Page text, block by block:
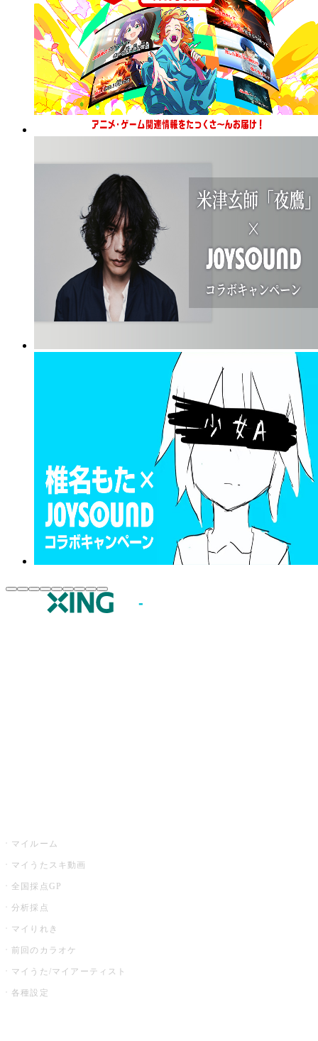
マイルーム
マイうたスキ動画
全国採点GP
分析採点
マイりれき
前回のカラオケ
マイうた/マイアーティスト
各種設定